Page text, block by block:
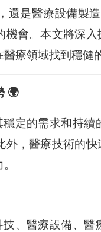
還是醫療設備製
機會。本文將深
療領域找到穩健
🌍
定的需求和持
外，醫療技術的
、醫療設備、